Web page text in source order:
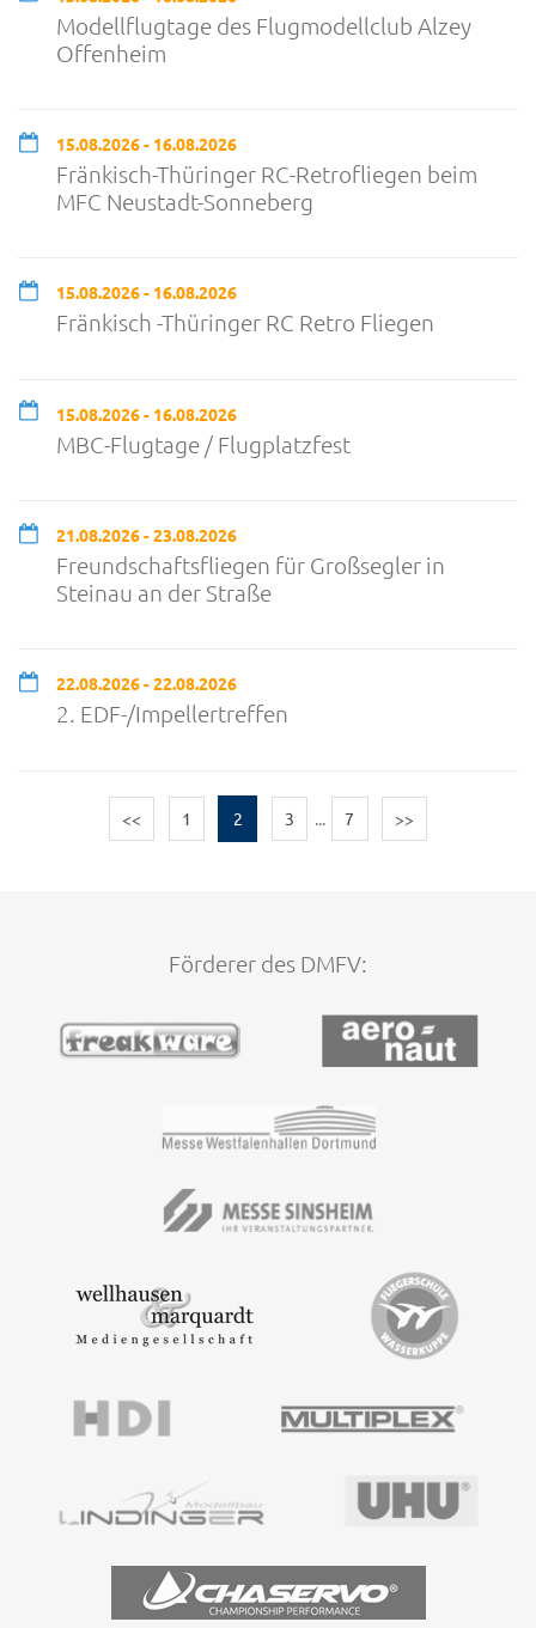
Modellflugtage des Flugmodellclub Alzey
Offenheim
15.08.2026 - 16.08.2026
Fränkisch-Thüringer RC-Retrofliegen beim
MFC Neustadt-Sonneberg
15.08.2026 - 16.08.2026
Fränkisch -Thüringer RC Retro Fliegen
15.08.2026 - 16.08.2026
MBC-Flugtage / Flugplatzfest
21.08.2026 - 23.08.2026
Freundschaftsfliegen für Großsegler in
Steinau an der Straße
22.08.2026 - 22.08.2026
2. EDF-/Impellertreffen
<< 1 2 3 ... 7 >>
Förderer des DMFV: